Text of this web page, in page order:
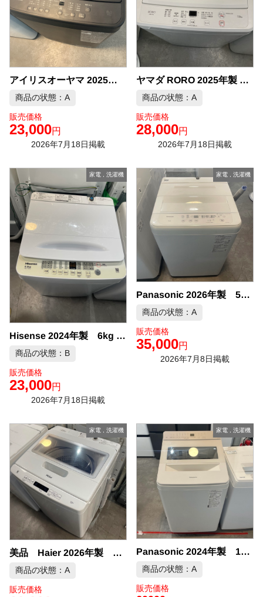
アイリスオーヤマ 2025年製 6.0kg 洗濯機 中古品販売
商品の状態：A
販売価格
23,000円
2026年7月18日掲載
ヤマダ RORO 2025年製 7.0kg 洗濯機 中古品販売
商品の状態：A
販売価格
28,000円
2026年7月18日掲載
家電, 洗濯機
Hisense 2024年製 6kg 洗濯機 中古品販売
商品の状態：B
販売価格
23,000円
2026年7月18日掲載
家電 洗濯機
Panasonic 2026年製 5kg 洗濯機 中古品販売
商品の状態：A
販売価格
35,000円
2026年7月8日掲載
家電, 洗濯機
美品 Haier 2026年製 10kg 洗濯機 中古品販売
商品の状態：A
販売価格
家電 洗濯機
Panasonic 2024年製 10kg 洗濯機 中古品販売
商品の状態：A
販売価格